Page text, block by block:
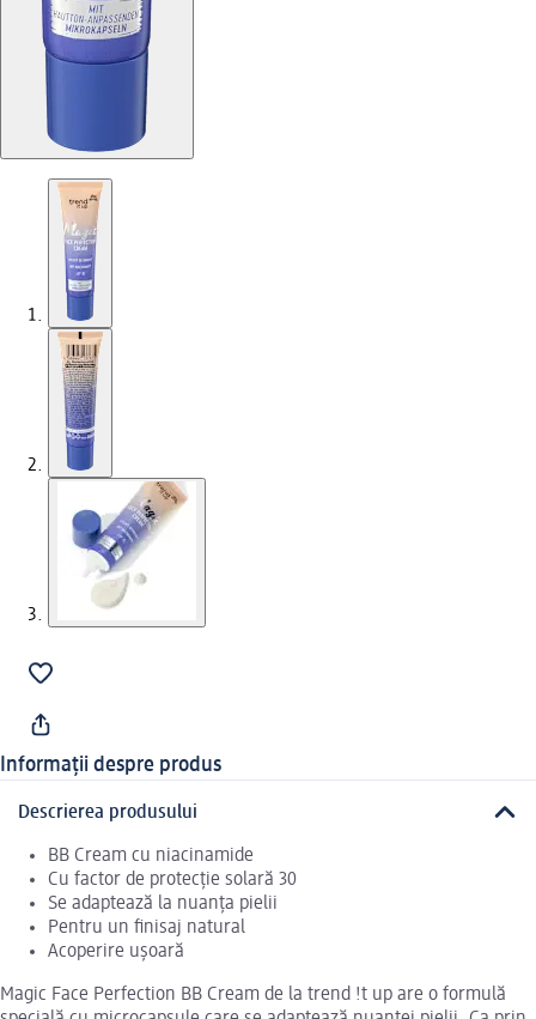
Informații despre produs
Descrierea produsului
BB Cream cu niacinamide
Cu factor de protecție solară 30
Se adaptează la nuanța pielii
Pentru un finisaj natural
Acoperire ușoară
Magic Face Perfection BB Cream de la trend !t up are o formulă